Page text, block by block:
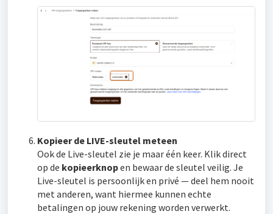
Kopieer de LIVE-sleutel meteen
Ook de Live-sleutel zie je maar één keer. Klik direct
op de kopieerknopen bewaar de sleutel veilig. Je
Live-sleutel is persoonlijk en privé — deel hem nooit
met anderen, want hiermee kunnen echte
betalingen op jouw rekening worden verwerkt.